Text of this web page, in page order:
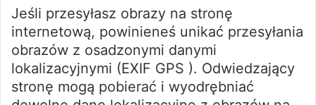
Jeśli przesyłasz obrazy na stronę
internetową, powinieneś unikać przesyłania
obrazów z osadzonymi danymi
lokalizacyjnymi (EXIF GPS ). Odwiedzający
stronę mogą pobierać i wyodrębniać